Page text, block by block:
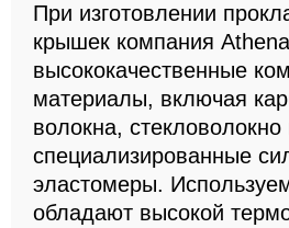
При изготовлении
крышек компания
высококачественные
материалы, включая
волокна, стекловолокно
специализированные
эластомеры.
обладают высокой